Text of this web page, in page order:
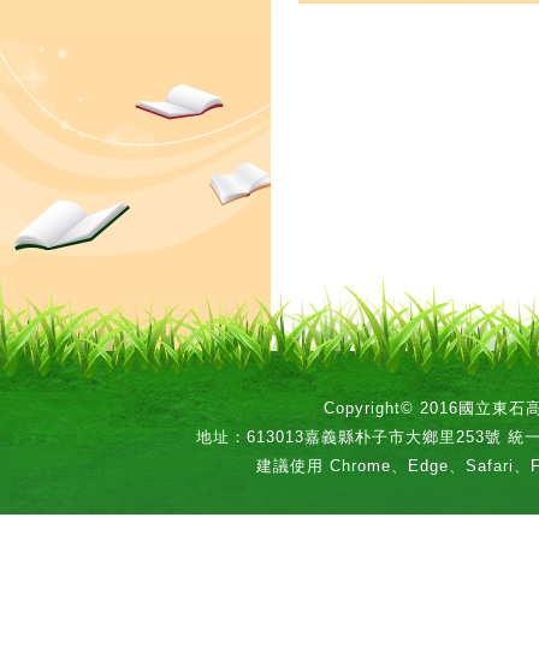
Copyright© 2016國立東石
地址：613013嘉義縣朴子市大鄉里253號 統
建議使用 Chrome、Edge、Safari